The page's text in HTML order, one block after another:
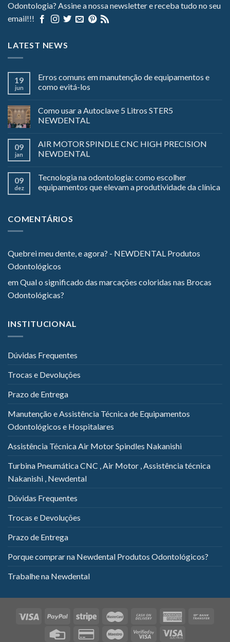
Odontologia? Assine a nossa newsletter e receba tudo no seu
email!!!
LATEST NEWS
19
jun
Erros comuns em manutenção de equipamentos e
como evitá-los
Como usar a Autoclave 5 Litros STER5
NEWDENTAL
09
jan
AIR MOTOR SPINDLE CNC HIGH PRECISION
NEWDENTAL
09
dez
Tecnologia na odontologia: como escolher
equipamentos que elevam a produtividade da clínica
COMENTÁRIOS
Quebrei meu dente, e agora? - NEWDENTAL Produtos
Odontológicos
emQual o significado das marcações coloridas nas Brocas
Odontológicas?
INSTITUCIONAL
Dúvidas Frequentes
Trocas e Devoluções
Prazo de Entrega
Manutenção e Assistência Técnica de Equipamentos
Odontológicos e Hospitalares
Assistência Técnica Air Motor Spindles Nakanishi
Turbina Pneumática CNC , Air Motor , Assistência técnica
Nakanishi , Newdental
Dúvidas Frequentes
Trocas e Devoluções
Prazo de Entrega
Porque comprar na Newdental Produtos Odontológicos?
Trabalhe na Newdental